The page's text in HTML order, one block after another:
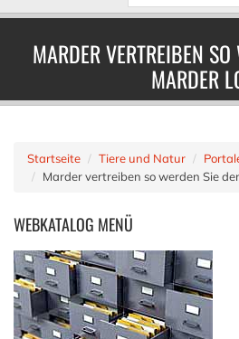
MARDER VERTREIBEN
MARDER
Startseite Tiere und Natur
Marder vertreiben so werden Sie
WEBKATALOG MENÜ